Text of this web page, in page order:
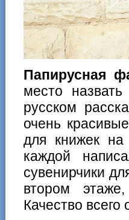
Папирусная
место
русском
очень
для книжек
каждой
сувенирчики
втором
Качество